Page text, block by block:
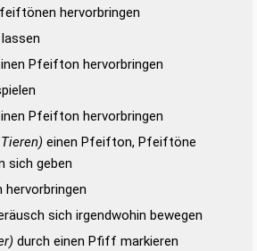
hervorbringen
Pfeifton hervorbringen
Pfeifton hervorbringen
einen Pfeifton, Pfeiftöne
sich geben
sich irgendwohin bewegen
durch einen Pfiff markieren